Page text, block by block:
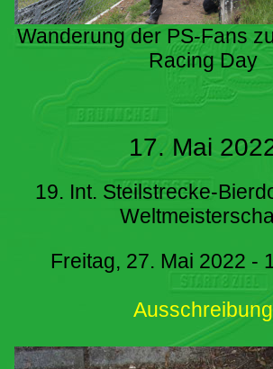
Wanderung der PS-Fans
Racing Day
17. Mai
19. Int. Steilstrecke-
Freitag, 27. Mai 2022 -
Ausschreibung